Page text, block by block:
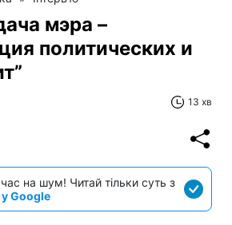
мэра –
политических и
13 хв
на шум! Читай тільки суть з
Google